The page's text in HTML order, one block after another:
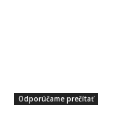
Odporúčame prečítať